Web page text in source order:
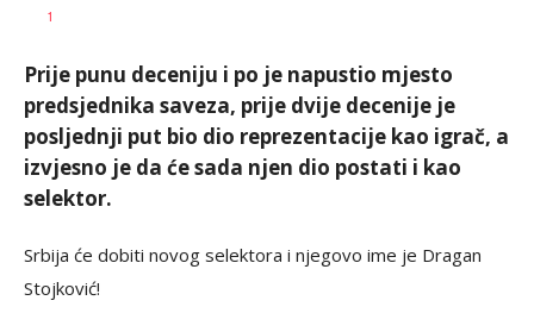
AUTOR
1
Prije punu deceniju i po je napustio mjesto
predsjednika saveza, prije dvije decenije je
posljednji put bio dio reprezentacije kao igrač, a
izvjesno je da će sada njen dio postati i kao
selektor.
Srbija će dobiti novog selektora i njegovo ime je Dragan
Stojković!